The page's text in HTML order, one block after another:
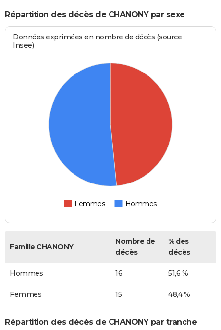
Répartition des décès de CHANONY par sexe
Données exprimées en nombre de décès (source :
Insee)
Femmes Hommes
Famille CHANONY
Nombre de
décès
% des
décès
Hommes 16 51,6 %
Femmes 15 48,4 %
Répartition des décès de CHANONY par tranche